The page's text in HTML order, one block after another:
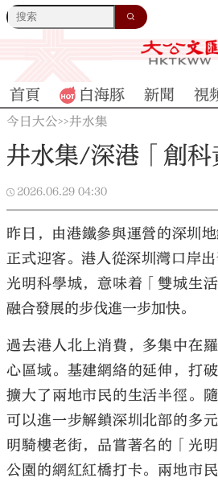
大公文匯
首頁 白海豚 新聞 視
今日大公>>井水集
井水集/深港「創科
2026.06.29 04:30
昨日，由港鐵參與運營的深圳
正式迎客。港人從深圳灣口岸
光明科學城，意味着「雙城生
融合發展的步伐進一步加快。
過去港人北上消費，多集中在
心區域。基建網絡的延伸，打
擴大了兩地市民的生活半徑。
可以進一步解鎖深圳北部的多
明騎樓老街，品嘗著名的「光
公園的網紅紅橋打卡。兩地市